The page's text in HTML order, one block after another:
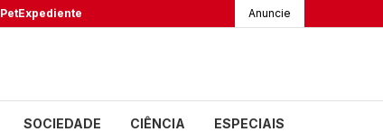
PetExpediente Anuncie
SOCIEDADE CIÊNCIA ESPECIAIS